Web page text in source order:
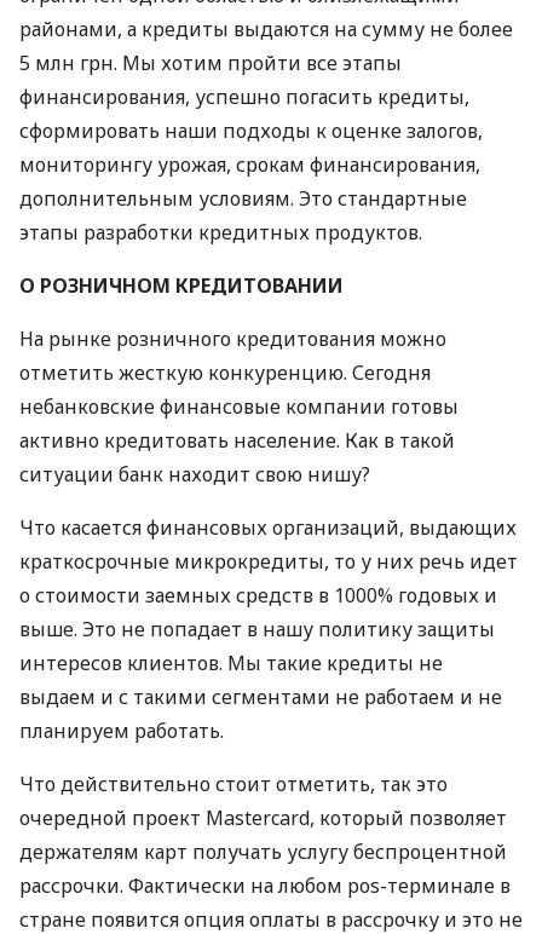
районами, а кредиты выдаются на сумму не более
5 млн грн. Мы хотим пройти все этапы
финансирования, успешно погасить кредиты,
сформировать наши подходы к оценке залогов,
мониторингу урожая, срокам финансирования,
дополнительным условиям. Это стандартные
этапы разработки кредитных продуктов.
О РОЗНИЧНОМ КРЕДИТОВАНИИ
На рынке розничного кредитования можно
отметить жесткую конкуренцию. Сегодня
небанковские финансовые компании готовы
активно кредитовать население. Как в такой
ситуации банк находит свою нишу?
Что касается финансовых организаций, выдающих
краткосрочные микрокредиты, то у них речь идет
о стоимости заемных средств в 1000% годовых и
выше. Это не попадает в нашу политику защиты
интересов клиентов. Мы такие кредиты не
выдаем и с такими сегментами не работаем и не
планируем работать.
Что действительно стоит отметить, так это
очередной проект Mastercard, который позволяет
держателям карт получать услугу беспроцентной
рассрочки. Фактически на любом pos-терминале в
стране появится опция оплаты в рассрочку и это не